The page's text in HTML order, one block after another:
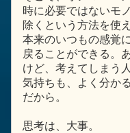
時に必要ではないモ
除くという方法を使
本来のいつもの感覚に
戻ることができる。
けど、考えてしまう
気持ちも、よく分か
だから。
思考は、大事。